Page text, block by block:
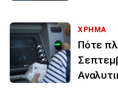
ΧΡΗΜΑ
Πότε